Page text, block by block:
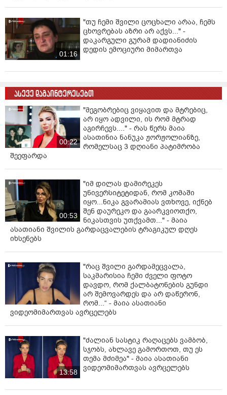
01:16
"თუ ჩემი შვილი ცოცხალი არაა, ჩემს
ცხოვრებას აზრი არ აქვს..." -
დაკარგული გურამ დადიანიძის
დედის ემოციური მიმართვა
ასევე დაგაინტერესებთ
00:22
"მეგობრებიც ვიყავით და მტრებიც,
არ იყო ადვილი, ის რომ მტრად
აგირჩევს...." - რას წერს მაია
ასათინია ნანუკა ჟორჟოლიანზე,
რომელსაც 3 დღიანი პატიმრობა
შეეფარდა
00:53
"იმ დილას დამირეკეს
უნივერსიტეტიდან, რომ კომაში
იყო...ნიკა გვარამიას ვთხოვე, იქნებ
შენ დაურეკო და გაარკვიოთქო,
ნიკასთვის უთქვამთ..." - მაია
ასათიანი შვილის გარდაცვალების ტრაგიკულ დღეს
იხსენებს
"რაც შვილი გარდამეცვალა,
საკმარისია ჩემი ძველი ფოტო
დავდო, რომ ქალბატონების გუნდი
არ შემოვარდეს და არ დაწერონ,
რომ...“ - მაია ასათიანი
ვიდეომიმართვას ავრცელებს
13:58
"ძალიან სასტიკ რაღაცებს ვამბობ,
სჯობს, ახლავე გამორთოთ, თუ ეს
თემა მძიმეა" - მაია ასათიანი
ვიდეომიმართვას ავრცელებს